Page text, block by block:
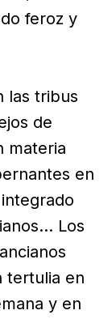
feroz y
las tribus
de
materia
en
Los
tertulia en
y en